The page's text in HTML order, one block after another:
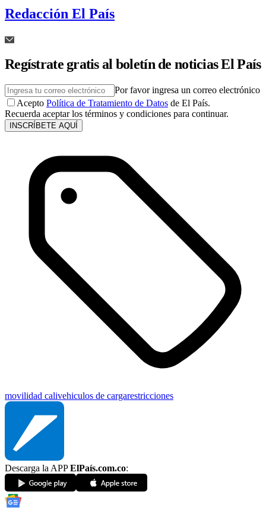
Redacción El País
Regístrate gratis al boletín de noticias El País
Por favor ingresa un correo electrónico
Acepto Política de Tratamiento de Datos de El País.
Recuerda aceptar los términos y condiciones para continuar.
INSCRÍBETE AQUÍ
movilidad calivehiculos de cargarestricciones
Descarga la APPElPaís.com.co: